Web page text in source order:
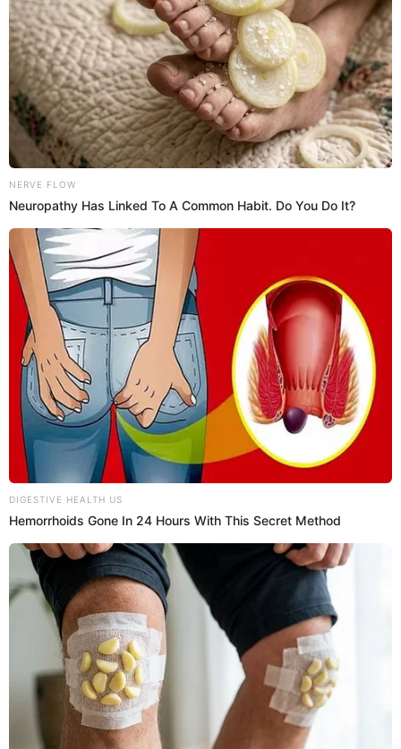
INSTRUCCIONES
1 1 hr 00 min 0 seg
Para la salsa blanca:
1. Derrite la mantequilla en una sartén a fuego
medio. Vierte la harina y mezcla. Cocina revolviendo
hasta obtener una mezcla espesa.
2. Incorpora la leche sin dejar de mezclar para evitar
grumos.
3. Revuelve constantemente, hasta que la salsa
quede cremosa y suave (5–8 minutos).
4. Agrega sal y pimienta al gusto y una pizca de nuez
Para el relleno:
1. En una sartén a fuego medio, dora la cebolla, el
pimiento y el ajo.
2. Incorpora la espinaca. Mezcla y cocina durante 2
minutos.
3. Deja enfriar y agrega el queso ricota, el queso
fresco, la sal, la pimienta y la nuez moscada. Mezcla.